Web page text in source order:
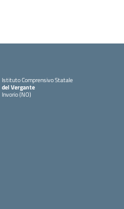
Istituto Comprensivo Statale
del Vergante
Invorio (NO)